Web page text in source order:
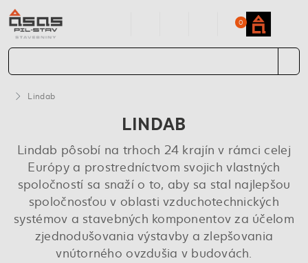
0
Lindab
LINDAB
Lindab pôsobí na trhoch 24 krajín v rámci celej
Európy a prostredníctvom svojich vlastných
spoločností sa snaží o to, aby sa stal najlepšou
spoločnosťou v oblasti vzduchotechnických
systémov a stavebných komponentov za účelom
zjednodušovania výstavby a zlepšovania
vnútorného ovzdušia v budovách.